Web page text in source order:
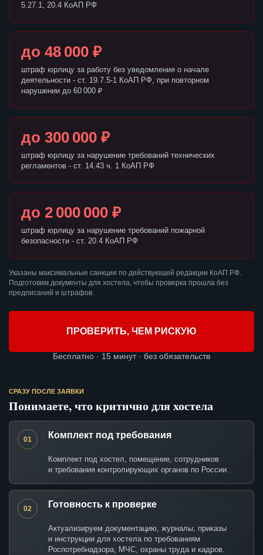
5.27.1, 20.4 КоАП РФ
до 48 000 ₽
штраф юрлицу за работу без уведомления о начале
деятельности - ст. 19.7.5-1 КоАП РФ, при повторном
нарушении до 60 000 ₽
до 300 000 ₽
штраф юрлицу за нарушение требований технических
регламентов - ст. 14.43 ч. 1 КоАП РФ
до 2 000 000 ₽
штраф юрлицу за нарушение требований пожарной
безопасности - ст. 20.4 КоАП РФ
Указаны максимальные санкции по действующей редакции КоАП РФ.
Подготовим документы для хостела, чтобы проверка прошла без
предписаний и штрафов.
ПРОВЕРИТЬ, ЧЕМ РИСКУЮ
Бесплатно · 15 минут · без обязательств
СРАЗУ ПОСЛЕ ЗАЯВКИ
Понимаете, что критично для хостела
01 Комплект под требования
Комплект под хостел, помещение, сотрудников
и требования контролирующих органов по России.
02 Готовность к проверке
Актуализируем документацию, журналы, приказы
и инструкции для хостела по требованиям
Роспотребнадзора, МЧС, охраны труда и кадров.